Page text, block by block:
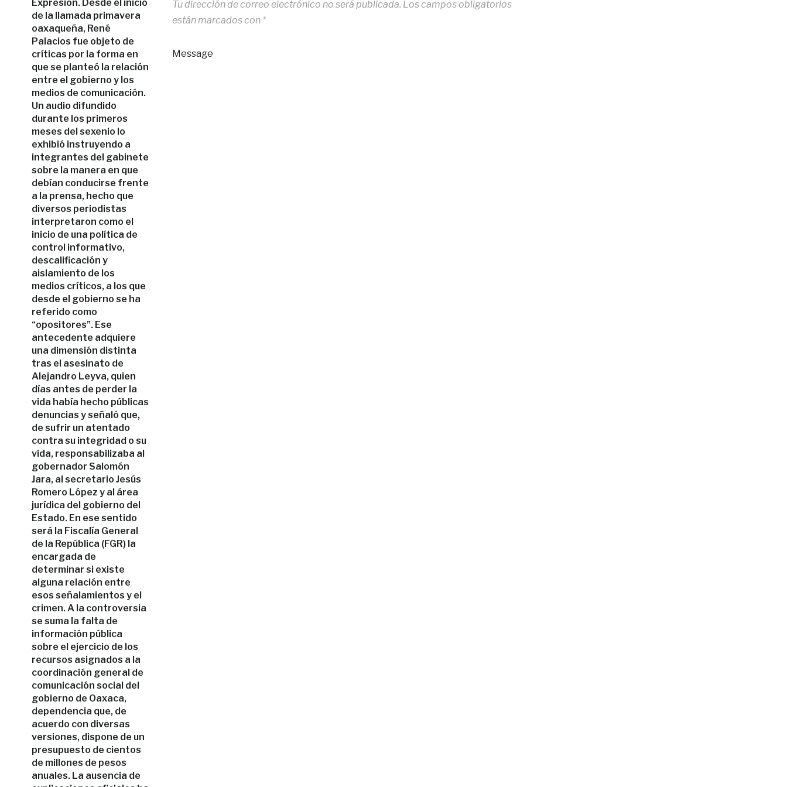
Expresión. Desde el inicio
de la llamada primavera
oaxaqueña, René
Palacios fue objeto de
críticas por la forma en
que se planteó la relación
entre el gobierno y los
medios de comunicación.
Un audio difundido
durante los primeros
meses del sexenio lo
exhibió instruyendo a
integrantes del gabinete
sobre la manera en que
debían conducirse frente
a la prensa, hecho que
diversos periodistas
interpretaron como el
inicio de una política de
control informativo,
descalificación y
aislamiento de los
medios críticos, a los que
desde el gobierno se ha
referido como
“opositores”. Ese
antecedente adquiere
una dimensión distinta
tras el asesinato de
Alejandro Leyva, quien
días antes de perder la
vida había hecho públicas
denuncias y señaló que,
de sufrir un atentado
contra su integridad o su
vida, responsabilizaba al
gobernador Salomón
Jara, al secretario Jesús
Romero López y al área
jurídica del gobierno del
Estado. En ese sentido
será la Fiscalía General
de la República (FGR) la
encargada de
determinar si existe
alguna relación entre
esos señalamientos y el
crimen. A la controversia
se suma la falta de
información pública
sobre el ejercicio de los
recursos asignados a la
coordinación general de
comunicación social del
gobierno de Oaxaca,
dependencia que, de
acuerdo con diversas
versiones, dispone de un
presupuesto de cientos
de millones de pesos
anuales. La ausencia de
Tu dirección de correo electrónico no será publicada. Los campos obligatorios
están marcados con *
Message